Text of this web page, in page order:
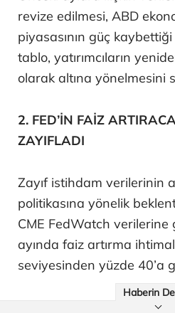
revize edilmesi, ABD
piyasasının güç kaybettiği
tablo, yatırımcıların
olarak altına yönelmesini
2. FED’İN FAİZ
ZAYIFLADI
Zayıf istihdam verilerinin
politikasına yönelik
CME FedWatch verilerine
ayında faiz artırma
seviyesinden yüzde 40’a
Haberin